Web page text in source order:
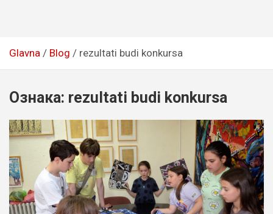
Glavna Blog rezultati budi konkursa
Ознака: rezultati budi konkursa